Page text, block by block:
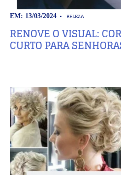
EM: 13/03/2024 BELEZA
RENOVE O VISUAL:
CURTO PARA